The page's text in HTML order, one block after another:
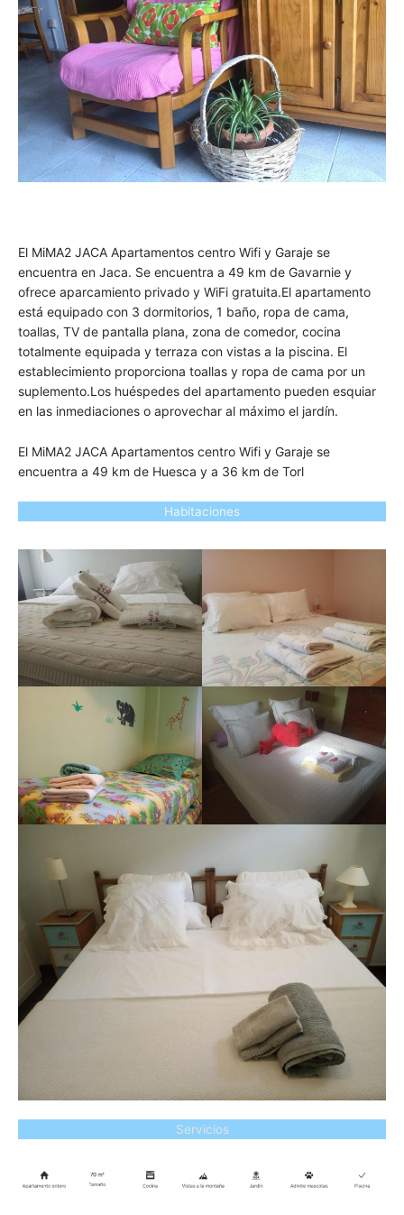
El MiMA2 JACA Apartamentos centro Wifi y Garaje se
encuentra en Jaca. Se encuentra a 49 km de Gavarnie y
ofrece aparcamiento privado y WiFi gratuita.El apartamento
está equipado con 3 dormitorios, 1 baño, ropa de cama,
toallas, TV de pantalla plana, zona de comedor, cocina
totalmente equipada y terraza con vistas a la piscina. El
establecimiento proporciona toallas y ropa de cama por un
suplemento.Los huéspedes del apartamento pueden esquiar
en las inmediaciones o aprovechar al máximo el jardín.
El MiMA2 JACA Apartamentos centro Wifi y Garaje se
encuentra a 49 km de Huesca y a 36 km de Torl
Habitaciones
Servicios